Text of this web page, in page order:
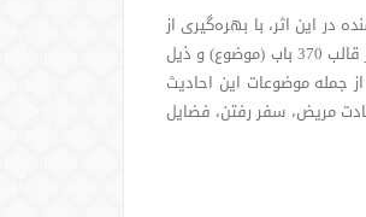
این اثر، با بهره‌گیری از
منابع معتبر حدیثی، گزیده‌ای از کلام گهربارِ پیامبر رحمت و مغرفت –محمد مصطفی- را در قالب 370 باب (موضوع) و ذیل
جمله موضوعات این احادیث
مریض، سفر رفتن، فضایل